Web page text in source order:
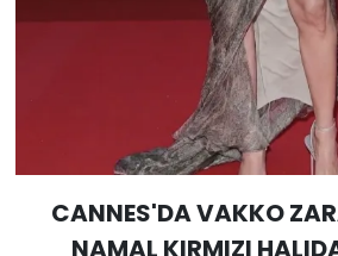
CANNES'DA VAKKO
NAMAL KIRMIZI